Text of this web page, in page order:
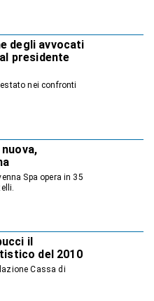
degli avvocati
presidente
nei confronti
Spa opera in 35
il
del 2010
Cassa di